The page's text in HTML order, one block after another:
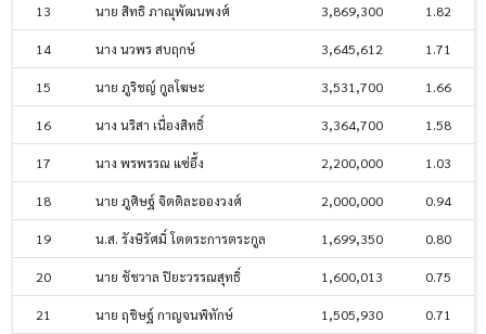
13 นาย สิทธิ ภาณุพัฒนพงศ์ 3,869,300 1.82
14 นาง นวพร สบฤกษ์ 3,645,612 1.71
15 นาย ภูริชญ์ กูลโฆษะ 3,531,700 1.66
16 นาง นริสา เนื่องสิทธิ์ 3,364,700 1.58
17 นาง พรพรรณ แซ่อึ้ง 2,200,000 1.03
18 นาย ภูศิษฐ์ จิตติละอองวงศ์ 2,000,000 0.94
19 น.ส. รังษิรัศมิ์ โตตระการตระกูล 1,699,350 0.80
20 นาย ชัชวาล ปิยะวรรณสุทธิ์ 1,600,013 0.75
21 นาย ฤชิษฐ์ กาญจนพิทักษ์ 1,505,930 0.71